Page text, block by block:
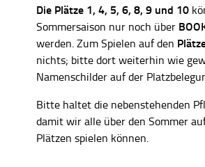
Die Plätze 1, 4, 5, 6, 8, 9 und 10
Sommersaison nur noch über
werden. Zum Spielen auf den
nichts; bitte dort weiterhin wie
Namenschilder auf der
Bitte haltet die nebenstehenden
damit wir alle über den Sommer
Plätzen spielen können.